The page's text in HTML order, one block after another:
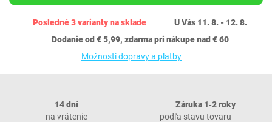
Posledné 3 varianty na sklade
U Vás 11. 8. - 12. 8.
Dodanie od € 5,99, zdarma pri nákupe nad € 60
Možnosti dopravy a platby
14 dní
na vrátenie
Záruka 1‐2 roky
podľa stavu tovaru